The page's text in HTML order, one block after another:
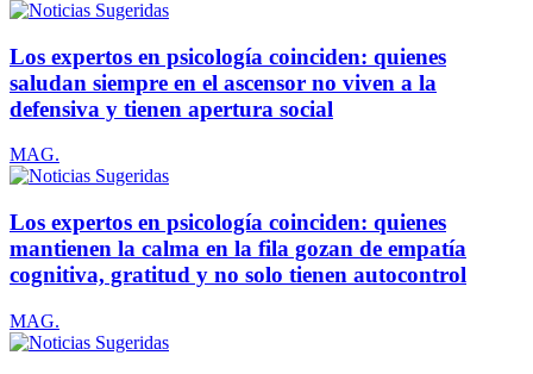
Los expertos en psicología coinciden: quienes
saludan siempre en el ascensor no viven a la
defensiva y tienen apertura social
MAG.
Los expertos en psicología coinciden: quienes
mantienen la calma en la fila gozan de empatía
cognitiva, gratitud y no solo tienen autocontrol
MAG.